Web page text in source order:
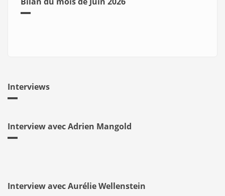
Interviews
Interview avec Adrien Mangold
Interview avec Aurélie Wellenstein